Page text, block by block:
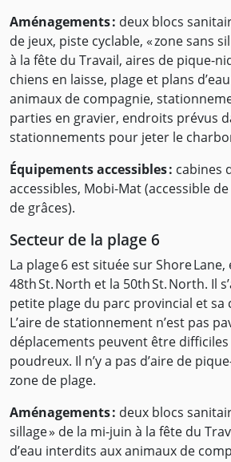
Aménagements : deux blocs
de jeux, piste cyclable, « zone sans
à la fête du Travail, aires de pique-
chiens en laisse, plage et plans
animaux de compagnie,
parties en gravier, endroits prévus
stationnements pour jeter le
Équipements accessibles : cabines
accessibles, Mobi-Mat (accessible
de grâces).
Secteur de la plage 6
La plage 6 est située sur Shore Lane,
48th St. North et la 50th St. North. Il
petite plage du parc provincial et sa
L’aire de stationnement n’est pas
déplacements peuvent être
poudreux. Il n’y a pas d’aire de
zone de plage.
Aménagements : deux blocs
sillage » de la mi-juin à la fête du
d’eau interdits aux animaux de